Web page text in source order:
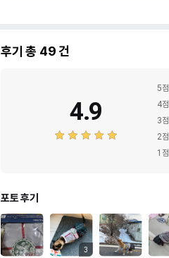
후기 총 49건
4.9
5점
4점
3점
2점
1 점
포토 후기
3